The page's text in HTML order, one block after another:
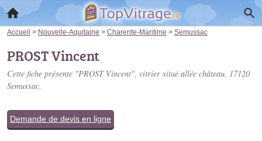
Accueil > Nouvelle-Aquitaine > Charente-Maritime > Semussac
PROST Vincent
Cette fiche présente "PROST Vincent", vitrier situé allée château, 17120
Semussac.
Demande de devis en ligne